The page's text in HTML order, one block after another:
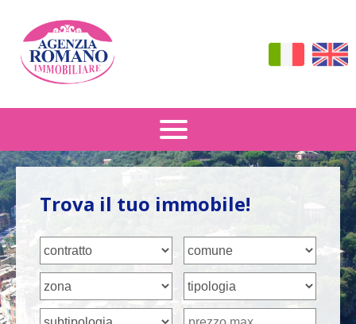
Vendita
Affitto
Dove Siamo
Contattaci
Trova il tuo immobile!